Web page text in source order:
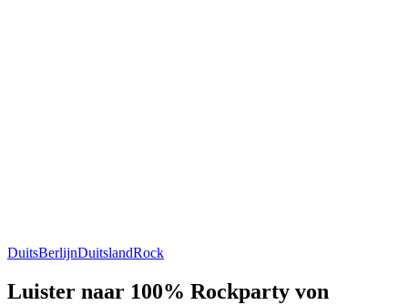
DuitsBerlijnDuitslandRock
Luister naar 100% Rockparty von